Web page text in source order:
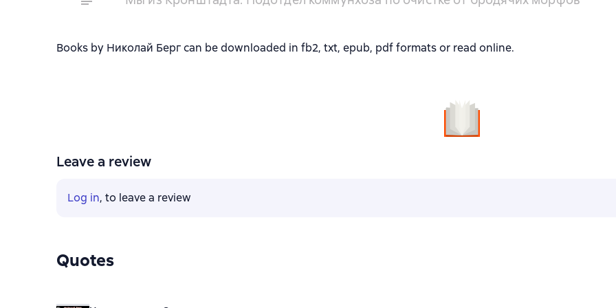
Books by Николай Берг can be downloaded in fb2, txt, epub, pdf formats or read online.
Leave a review
Log in, to leave a review
Quotes